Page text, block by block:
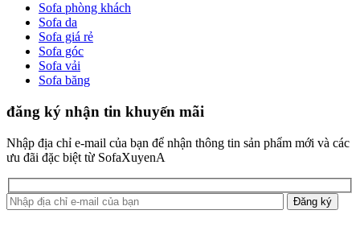
Sofa phòng khách
Sofa da
Sofa giá rẻ
Sofa góc
Sofa vải
Sofa băng
đăng ký nhận tin khuyến mãi
Nhập địa chỉ e-mail của bạn để nhận thông tin sản phẩm mới và các
ưu đãi đặc biệt từ SofaXuyenA